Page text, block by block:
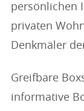
persönlichen
privaten
Denkmäler
Greifbare
informative